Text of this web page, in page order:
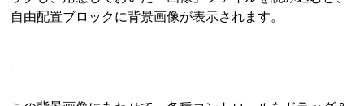
自由配置ブロックに背景画像が表示されます。